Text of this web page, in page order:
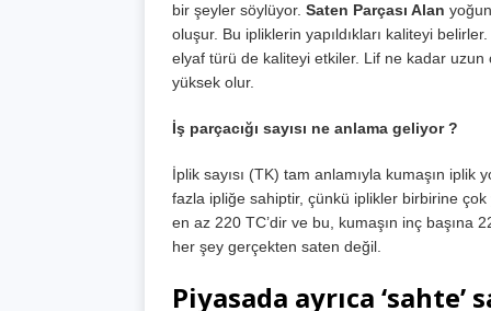
bir şeyler söylüyor. Saten Parçası Alan
oluşur. Bu ipliklerin yapıldıkları kaliteyi
elyaf türü de kaliteyi etkiler. Lif ne kadar
yüksek olur.
İş parçacığı sayısı ne anlama geliyor ?
İplik sayısı (TK) tam anlamıyla kumaşın
fazla ipliğe sahiptir, çünkü iplikler birbirine
en az 220 TC’dir ve bu, kumaşın inç başına
her şey gerçekten saten değil.
Piyasada ayrıca ‘sahte’